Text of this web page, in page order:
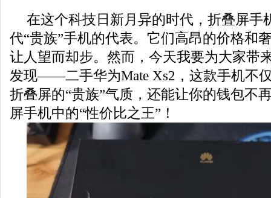
在这个科技日新月异的时代，折叠屏手
代“贵族”手机的代表。它们高昂的价格和
让人望而却步。然而，今天我要为大家带
发现——二手华为Mate Xs2，这款手机不
折叠屏的“贵族”气质，还能让你的钱包不
屏手机中的“性价比之王”！